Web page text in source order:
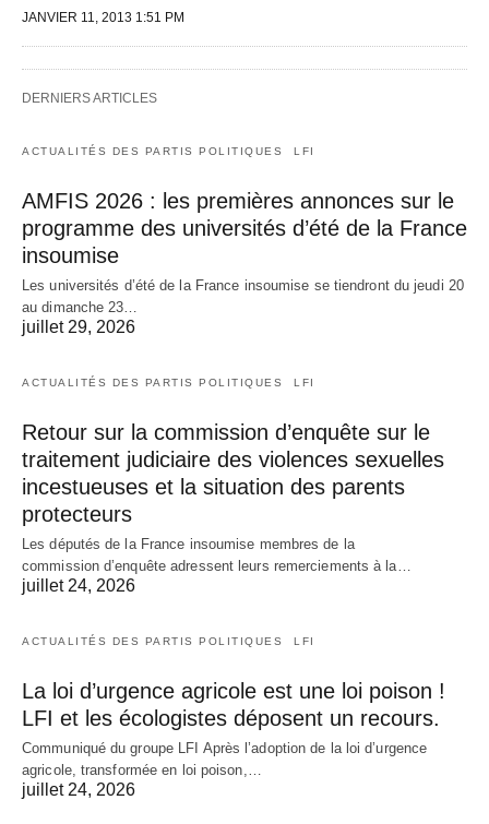
JANVIER 11, 2013 1:51 PM
DERNIERS ARTICLES
ACTUALITÉS DES PARTIS POLITIQUES LFI
AMFIS 2026 : les premières annonces sur le
programme des universités d’été de la France
insoumise
Les universités d’été de la France insoumise se tiendront du jeudi 20
au dimanche 23…
juillet 29, 2026
ACTUALITÉS DES PARTIS POLITIQUES LFI
Retour sur la commission d’enquête sur le
traitement judiciaire des violences sexuelles
incestueuses et la situation des parents
protecteurs
Les députés de la France insoumise membres de la
commission d’enquête adressent leurs remerciements à la…
juillet 24, 2026
ACTUALITÉS DES PARTIS POLITIQUES LFI
La loi d’urgence agricole est une loi poison !
LFI et les écologistes déposent un recours.
Communiqué du groupe LFI Après l’adoption de la loi d’urgence
agricole, transformée en loi poison,…
juillet 24, 2026